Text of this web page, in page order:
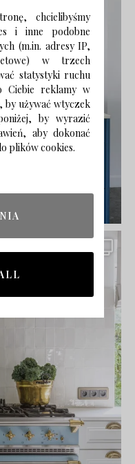
chcielibyśmy
i inne podobne
(m.in. adresy IP,
w trzech
statystyki ruchu
Ciebie reklamy w
by używać wtyczek
by wyrazić
aby dokonać
plików cookies.